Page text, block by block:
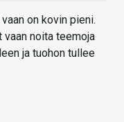
on kovin pieni.
noita teemoja
ja tuohon tullee